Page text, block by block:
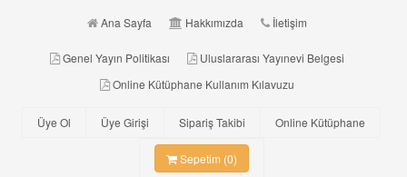
Ana Sayfa Hakkımızda İletişim
Genel Yayın Politikası
Uluslararası Yayınevi Belgesi
Online Kütüphane Kullanım Kılavuzu
Üye Ol Üye Girişi Sipariş Takibi Online Kütüphane
Sepetim (0)